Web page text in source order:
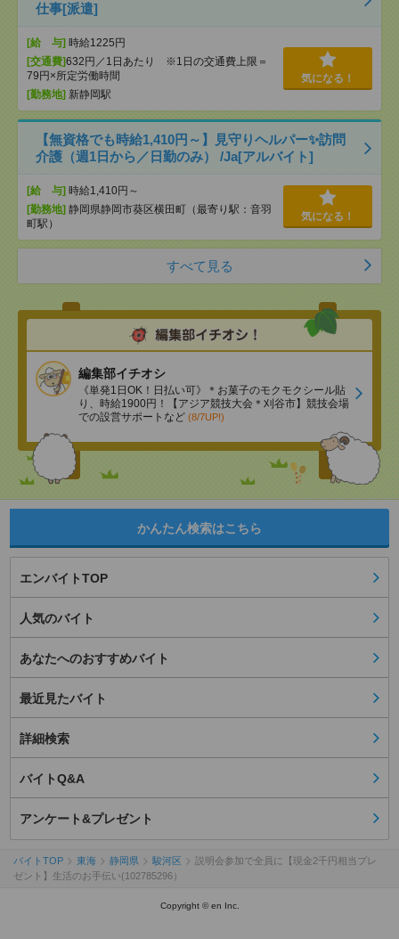
仕事[派遣]
[給 与] 時給1225円
[交通費]632円／1日あたり ※1日の交通費上限＝
79円×所定労働時間
[勤務地] 新静岡駅
気になる！
【無資格でも時給1,410円～】見守りヘルパー✨訪問
介護（週1日から／日勤のみ） /Ja[アルバイト]
[給 与] 時給1,410円～
[勤務地] 静岡県静岡市葵区横田町（最寄り駅：音羽
町駅）
気になる！
すべて見る
編集部イチオシ
《単発1日OK！日払い可》＊お菓子のモクモクシール貼
り、時給1900円！【アジア競技大会＊刈谷市】競技会場
での設営サポートなど (8/7UP!)
かんたん検索はこちら
エンバイトTOP
人気のバイト
あなたへのおすすめバイト
最近見たバイト
詳細検索
バイトQ&A
アンケート&プレゼント
バイトTOP 東海 静岡県 駿河区
説明会参加で全員に【現金2千円相当プレ
ゼント】生活のお手伝い(102785296）
Copyright © en Inc.